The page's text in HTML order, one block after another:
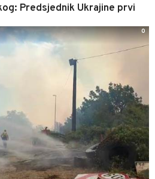
Predsjednik Ukrajine prvi
0